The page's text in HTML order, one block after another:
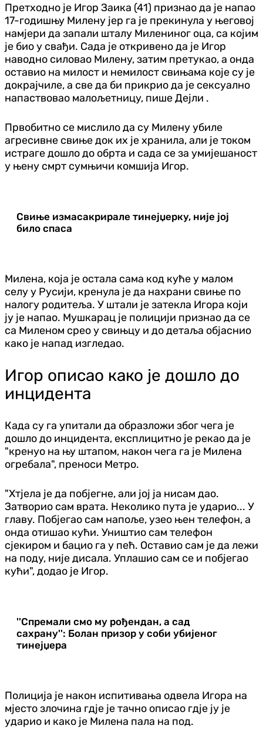
Претходно је Игор Заика (41) признао да је напао
17-годишњу Милену јер га је прекинула у његовој
намјери да запали шталу Милениног оца, са којим
је био у свађи. Сада је откривено да је Игор
наводно силовао Милену, затим претукао, а онда
оставио на милост и немилост свињама које су је
докрајчиле, а све да би прикрио да је сексуално
напаствовао малољетницу, пише Дејли .
Првобитно се мислило да су Милену убиле
агресивне свиње док их је хранила, али је током
истраге дошло до обрта и сада се за умијешаност
у њену смрт сумњичи комшија Игор.
Свиње измасакрирале тинејџерку, није јој
било спаса
Милена, која је остала сама код куће у малом
селу у Русији, кренула је да нахрани свиње по
налогу родитеља. У штали је затекла Игора који
ју је напао. Мушкарац је полицији признао да се
са Миленом срео у свињцу и до детаља објаснио
како је напад изгледао.
Игор описао како је дошло до
инцидента
Када су га упитали да образложи због чега је
дошло до инцидента, експлицитно је рекао да је
"кренуо на њу штапом, након чега га је Милена
огребала", преноси Метро.
"Хтјела је да побјегне, али јој ја нисам дао.
Затворио сам врата. Неколико пута је ударио... У
главу. Побјегао сам напоље, узео њен телефон, а
онда отишао кући. Уништио сам телефон
сјекиром и бацио га у пећ. Оставио сам је да лежи
на поду, није дисала. Уплашио сам се и побјегао
кући", додао је Игор.
''Спремали смо му рођендан, а сад
сахрану'': Болан призор у соби убијеног
тинејџера
Полиција је након испитивања одвела Игора на
мјесто злочина гдје је тачно описао гдје ју је
ударио и како је Милена пала на под.